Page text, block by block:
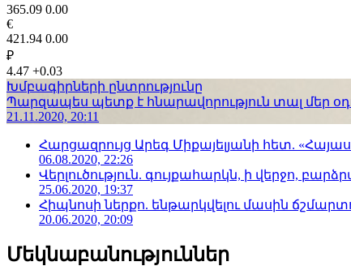
365.09 0.00
€
421.94 0.00
₽
4.47 +0.03
Խմբագիրների ընտրությունը
Պարզապես պետք է հնարավորություն տալ մեր
21.11.2020, 20:11
Հարցազրույց Արեգ Միքայելյանի հետ.
06.08.2020, 22:26
Վերլուծություն. գույքահարկն, ի վերջո,
25.06.2020, 19:37
Հիպնոսի ներքո. ենթարկվելու մասին
20.06.2020, 20:09
Մեկնաբանություններ